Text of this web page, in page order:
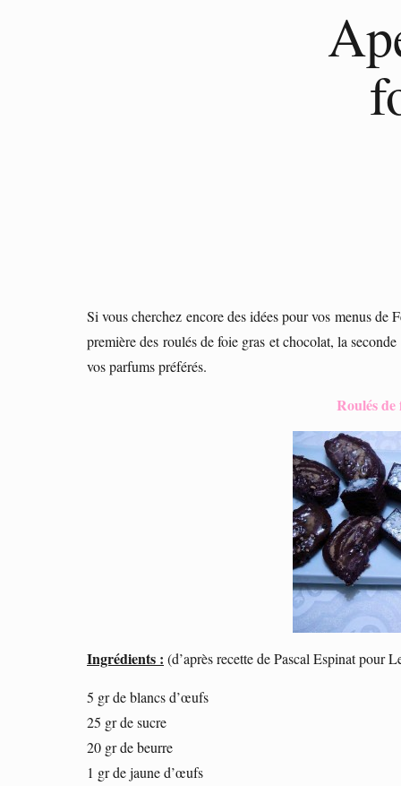
Si vous cherchez encore des idées pour vos menus de
première des roulés de foie gras et chocolat, la
vos parfums préférés.
Roulés de
Ingrédients : (d’après recette de Pascal Espinat pour
5 gr de blancs d’œufs
25 gr de sucre
20 gr de beurre
1 gr de jaune d’œufs